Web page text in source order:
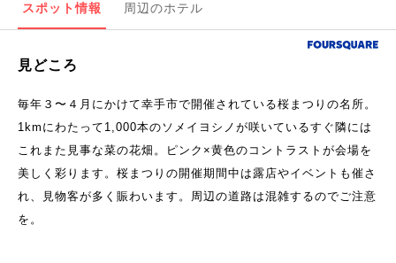
スポット情報 周辺のホテル
見どころ
毎年３〜４月にかけて幸手市で開催されている桜まつりの名所。
1kmにわたって1,000本のソメイヨシノが咲いているすぐ隣には
これまた見事な菜の花畑。ピンク×黄色のコントラストが会場を
美しく彩ります。桜まつりの開催期間中は露店やイベントも催さ
れ、見物客が多く賑わいます。周辺の道路は混雑するのでご注意
を。